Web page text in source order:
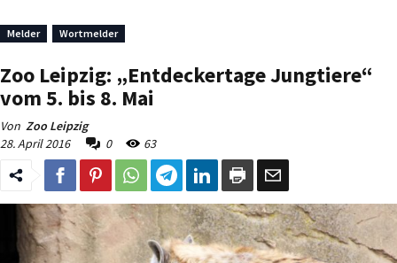
Melder Wortmelder
Zoo Leipzig: „Entdeckertage Jungtiere“
vom 5. bis 8. Mai
Von Zoo Leipzig
28. April 2016
0 63